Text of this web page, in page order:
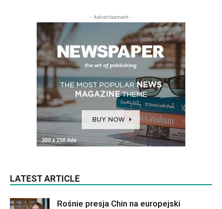
- Advertisement -
LATEST ARTICLE
Rośnie presja Chin na europejski